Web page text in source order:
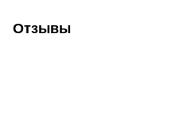
Отзывы